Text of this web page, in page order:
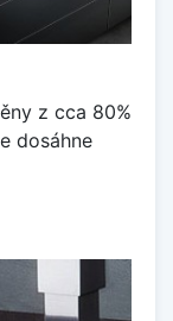
z cca 80%
dosáhne